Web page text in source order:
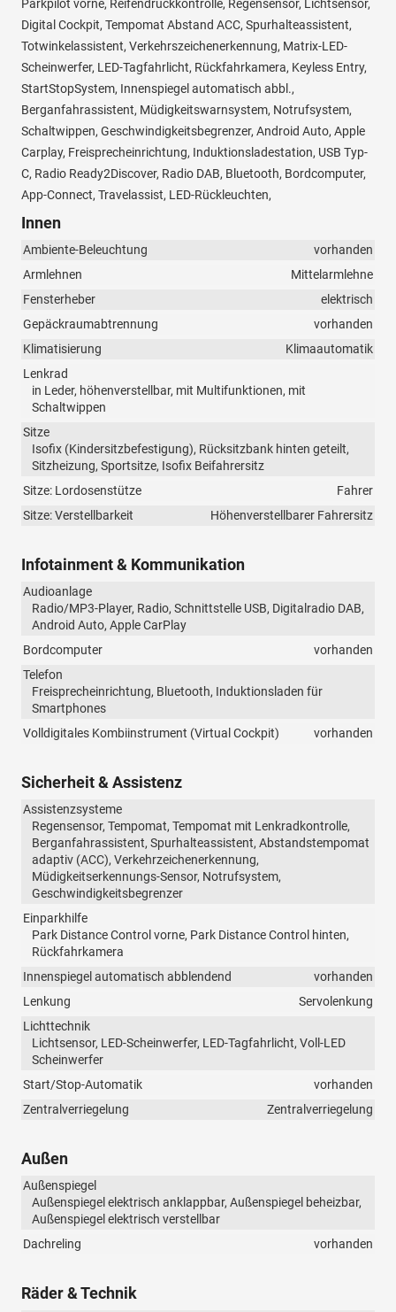
Parkpilot vorne, Reifendruckkontrolle, Regensensor, Lichtsensor,
Digital Cockpit, Tempomat Abstand ACC, Spurhalteassistent,
Totwinkelassistent, Verkehrszeichenerkennung, Matrix-LED-
Scheinwerfer, LED-Tagfahrlicht, Rückfahrkamera, Keyless Entry,
StartStopSystem, Innenspiegel automatisch abbl.,
Berganfahrassistent, Müdigkeitswarnsystem, Notrufsystem,
Schaltwippen, Geschwindigkeitsbegrenzer, Android Auto, Apple
Carplay, Freisprecheinrichtung, Induktionsladestation, USB Typ-
C, Radio Ready2Discover, Radio DAB, Bluetooth, Bordcomputer,
App-Connect, Travelassist, LED-Rückleuchten,
Innen
Ambiente-Beleuchtung
vorhanden
Armlehnen
Mittelarmlehne
Fensterheber
elektrisch
Gepäckraumabtrennung
vorhanden
Klimatisierung
Klimaautomatik
Lenkrad
in Leder, höhenverstellbar, mit Multifunktionen, mit
Schaltwippen
Sitze
Isofix (Kindersitzbefestigung), Rücksitzbank hinten geteilt,
Sitzheizung, Sportsitze, Isofix Beifahrersitz
Sitze: Lordosenstütze
Fahrer
Sitze: Verstellbarkeit
Höhenverstellbarer Fahrersitz
Infotainment & Kommunikation
Audioanlage
Radio/MP3-Player, Radio, Schnittstelle USB, Digitalradio DAB,
Android Auto, Apple CarPlay
Bordcomputer
vorhanden
Telefon
Freisprecheinrichtung, Bluetooth, Induktionsladen für
Smartphones
Volldigitales Kombiinstrument (Virtual Cockpit)
vorhanden
Sicherheit & Assistenz
Assistenzsysteme
Regensensor, Tempomat, Tempomat mit Lenkradkontrolle,
Berganfahrassistent, Spurhalteassistent, Abstandstempomat
adaptiv (ACC), Verkehrzeichenerkennung,
Müdigkeitserkennungs-Sensor, Notrufsystem,
Geschwindigkeitsbegrenzer
Einparkhilfe
Park Distance Control vorne, Park Distance Control hinten,
Rückfahrkamera
Innenspiegel automatisch abblendend
vorhanden
Lenkung
Servolenkung
Lichttechnik
Lichtsensor, LED-Scheinwerfer, LED-Tagfahrlicht, Voll-LED
Scheinwerfer
Start/Stop-Automatik
vorhanden
Zentralverriegelung
Zentralverriegelung
Außen
Außenspiegel
Außenspiegel elektrisch anklappbar, Außenspiegel beheizbar,
Außenspiegel elektrisch verstellbar
Dachreling
vorhanden
Räder & Technik